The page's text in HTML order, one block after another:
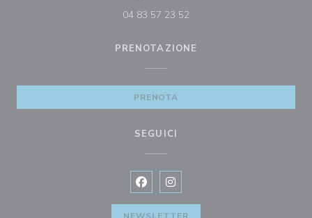
04 83 57 23 52
PRENOTAZIONE
PRENOTA
SEGUICI
Facebook ((apre una nuova
Instagram ((apre una nuova